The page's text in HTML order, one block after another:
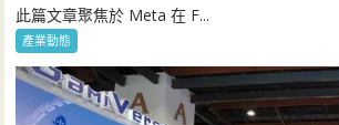
此篇文章聚焦於 Meta 在 F...
產業動態